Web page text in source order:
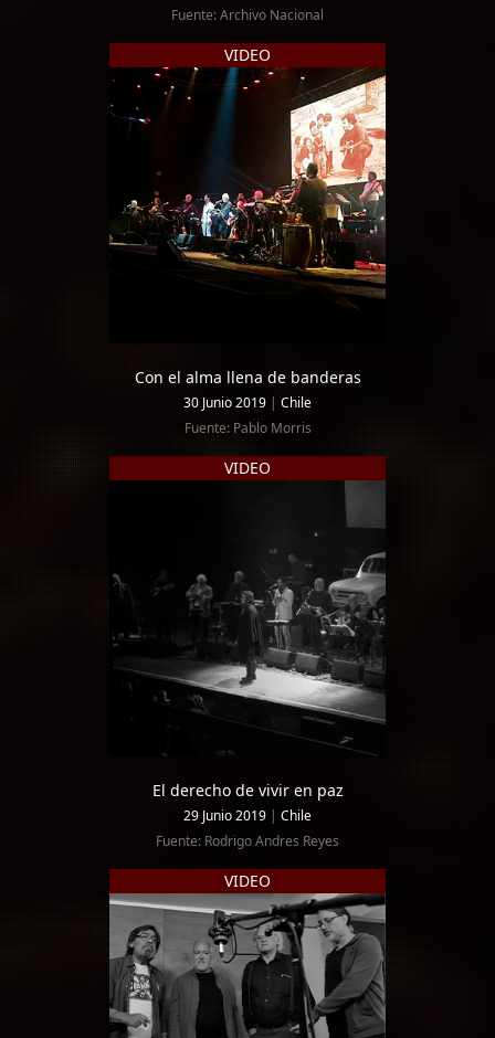
Fuente: Archivo Nacional
VIDEO
Con el alma llena de banderas
30 Junio 2019 | Chile
Fuente: Pablo Morris
VIDEO
El derecho de vivir en paz
29 Junio 2019 | Chile
Fuente: Rodrigo Andres Reyes
VIDEO